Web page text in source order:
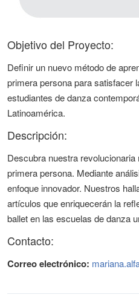
Objetivo del Proyecto:
Definir un nuevo método de
primera persona para satisfacer
estudiantes de danza
Latinoamérica.
Descripción:
Descubra nuestra
primera persona. Mediante
enfoque innovador. Nuestros
artículos que enriquecerán la
ballet en las escuelas de danza
Contacto:
Correo electrónico: